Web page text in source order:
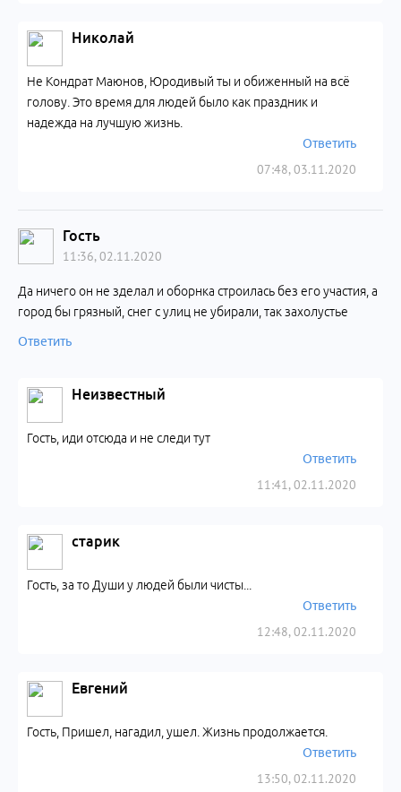
Николай
07:48, 03.11.2020
Не Кондрат Маюнов, Юродивый ты и обиженный на всё
голову. Это время для людей было как праздник и
надежда на лучшую жизнь.
Ответить
Гость
11:36, 02.11.2020
Да ничего он не зделал и оборнка строилась без его участия, а
город бы грязный, снег с улиц не убирали, так захолустье
Ответить
Неизвестный
11:41, 02.11.2020
Гость, иди отсюда и не следи тут
Ответить
старик
12:48, 02.11.2020
Гость, за то Души у людей были чисты...
Ответить
Евгений
13:50, 02.11.2020
Гость, Пришел, нагадил, ушел. Жизнь продолжается.
Ответить